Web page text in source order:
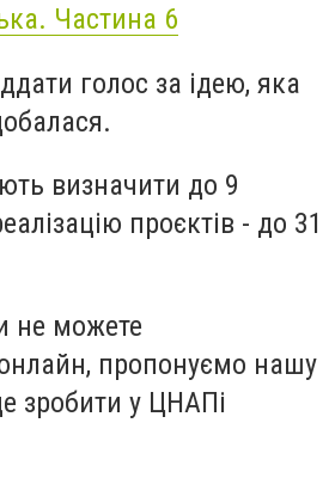
Частина 6
голос за ідею, яка
визначити до 9
проєктів - до 31
не можете
пропонуємо нашу
зробити у ЦНАПі